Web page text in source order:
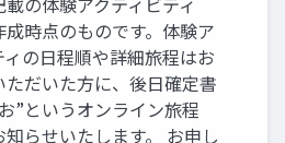
成時点のものです。体験ア
ィの⽇程順や詳細旅程はお
ただいた⽅に、後⽇確定書
”というオンライン旅程
らせいたします。 お申し